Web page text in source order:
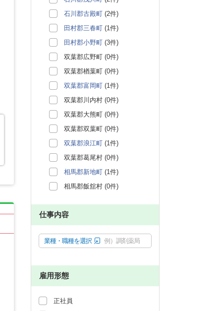
石川郡古殿町 (2件)
田村郡三春町 (1件)
田村郡小野町 (3件)
双葉郡広野町 (0件)
双葉郡楢葉町 (0件)
双葉郡富岡町 (1件)
双葉郡川内村 (0件)
双葉郡大熊町 (0件)
双葉郡双葉町 (0件)
双葉郡浪江町 (1件)
双葉郡葛尾村 (0件)
相馬郡新地町 (1件)
相馬郡飯舘村 (0件)
仕事内容
業種・職種を選択 例）調剤薬局
雇用形態
正社員